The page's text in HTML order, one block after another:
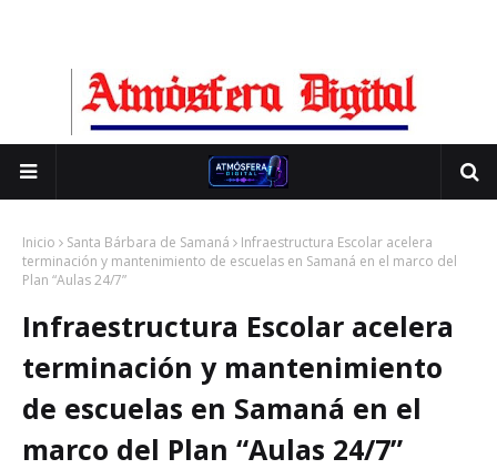
Inicio Santa Bárbara de Samaná
Infraestructura Escolar acelera
terminación y mantenimiento de escuelas en Samaná en el marco del
Plan “Aulas 24/7”
Infraestructura Escolar acelera
terminación y mantenimiento
de escuelas en Samaná en el
marco del Plan “Aulas 24/7”